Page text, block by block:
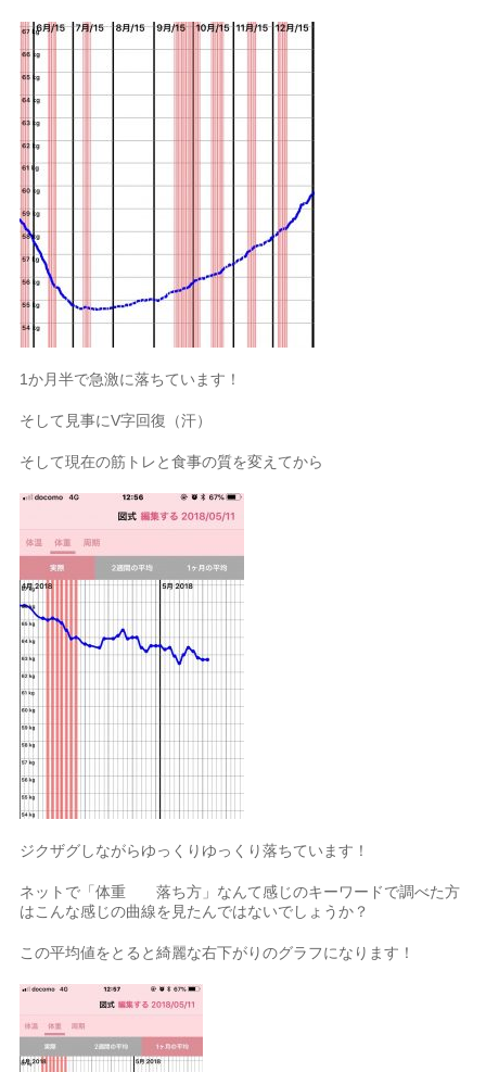
1か月半で急激に落ちています！
そして見事にV字回復（汗）
そして現在の筋トレと食事の質を変えてから
ジクザグしながらゆっくりゆっくり落ちています！
ネットで「体重 落ち方」なんて感じのキーワードで調べた方
はこんな感じの曲線を見たんではないでしょうか？
この平均値をとると綺麗な右下がりのグラフになります！